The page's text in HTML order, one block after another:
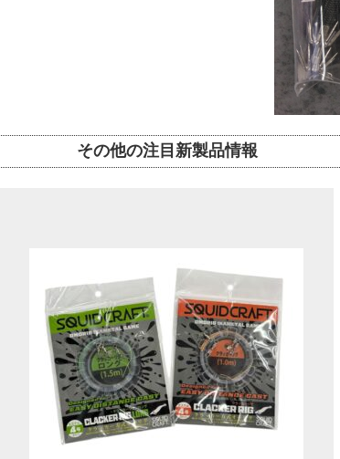
その他の注目新製品情報